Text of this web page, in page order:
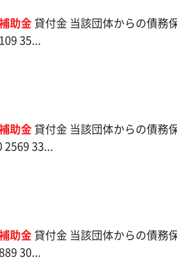
助金貸付金 当該団体からの債務
35...
助金貸付金 当該団体からの債務
2569 33...
助金貸付金 当該団体からの債務
30...